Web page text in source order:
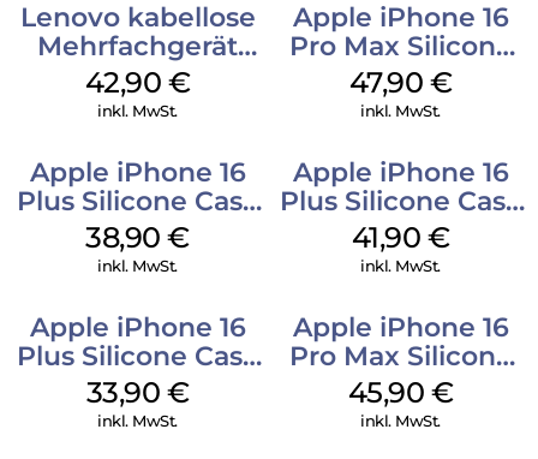
Lenovo kabellose
Mehrfachgerät
Luna Grey
42,90 €
inkl. MwSt.
Apple iPhone 16
Pro Max Silicone
Case MagSafe
Black
47,90 €
inkl. MwSt.
Apple iPhone 16
Plus Silicone Case
MagSafe Denim
38,90€
inkl. MwSt.
Apple iPhone 16
Plus Silicone Case
MagSafe Stone
Gray
41,90 €
inkl. MwSt.
Apple iPhone 16
Plus Silicone Case
MagSafe Lake
Green
33,90 €
inkl. MwSt.
Apple iPhone 16
Pro Max Silicone
Case MagSafe
Ultramarine
45,90 €
inkl. MwSt.